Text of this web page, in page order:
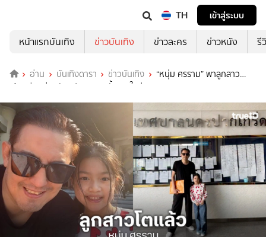
TH
เข้าสู่ระบบ
หน้าแรกบันเทิง
ข่าวบันเทิง ข่าวละคร ข่าวหนัง รี
อ่าน บันเทิงดารา ข่าวบันเทิง
“หนุ่ม ศรราม” พาลูกสาว
“น้องวีจิ” ถ่ายบัตรประชาชนครั้งแรกในชีวิต